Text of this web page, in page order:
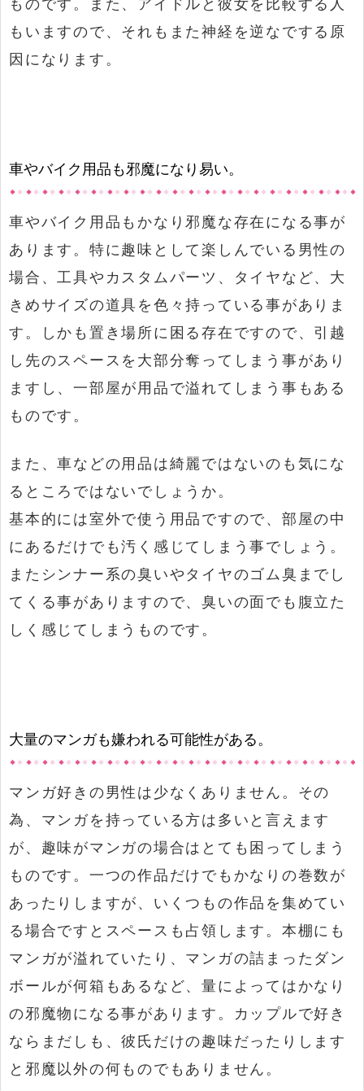
もいますので、それもまた神経を逆なでする原
因になります。
車やバイク用品も邪魔になり易い。
車やバイク用品もかなり邪魔な存在になる事が
あります。特に趣味として楽しんでいる男性の
場合、工具やカスタムパーツ、タイヤなど、大
きめサイズの道具を色々持っている事がありま
す。しかも置き場所に困る存在ですので、引越
し先のスペースを大部分奪ってしまう事があり
ますし、一部屋が用品で溢れてしまう事もある
ものです。
また、車などの用品は綺麗ではないのも気にな
るところではないでしょうか。
基本的には室外で使う用品ですので、部屋の中
にあるだけでも汚く感じてしまう事でしょう。
またシンナー系の臭いやタイヤのゴム臭までし
てくる事がありますので、臭いの面でも腹立た
しく感じてしまうものです。
大量のマンガも嫌われる可能性がある。
マンガ好きの男性は少なくありません。その
為、マンガを持っている方は多いと言えます
が、趣味がマンガの場合はとても困ってしまう
ものです。一つの作品だけでもかなりの巻数が
あったりしますが、いくつもの作品を集めてい
る場合ですとスペースも占領します。本棚にも
マンガが溢れていたり、マンガの詰まったダン
ボールが何箱もあるなど、量によってはかなり
の邪魔物になる事があります。カップルで好き
ならまだしも、彼氏だけの趣味だったりします
と邪魔以外の何ものでもありません。